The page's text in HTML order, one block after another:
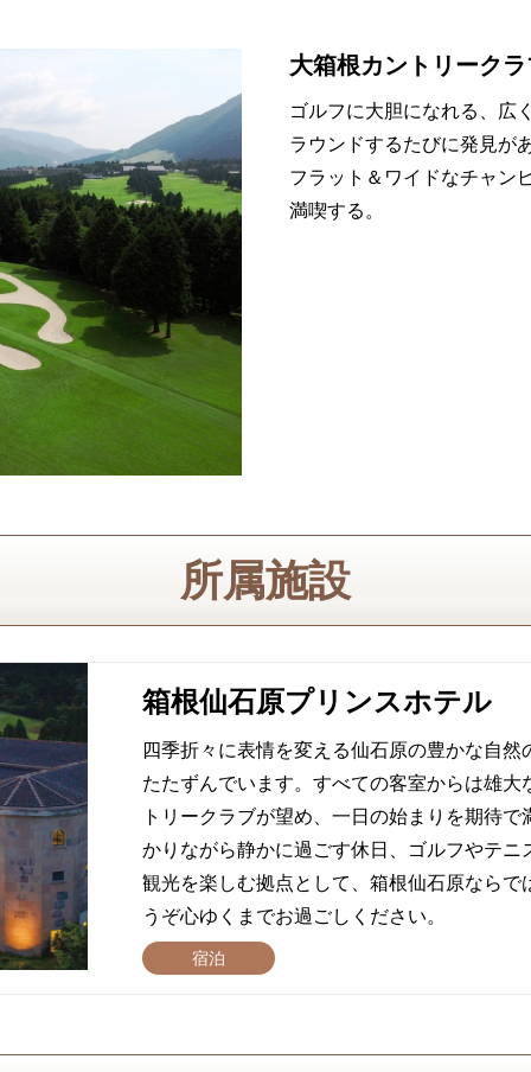
大箱根カントリーク
ゴルフに大胆になれる、広
ラウンドするたびに発見が
フラット＆ワイドなチャン
満喫する。
所属施設
箱根仙石原プリンスホテル
四季折々に表情を変える仙石原の豊かな自
たたずんでいます。すべての客室からは雄
トリークラブが望め、一日の始まりを期待
かりながら静かに過ごす休日、ゴルフやテ
観光を楽しむ拠点として、箱根仙石原なら
うぞ心ゆくまでお過ごしください。
宿泊